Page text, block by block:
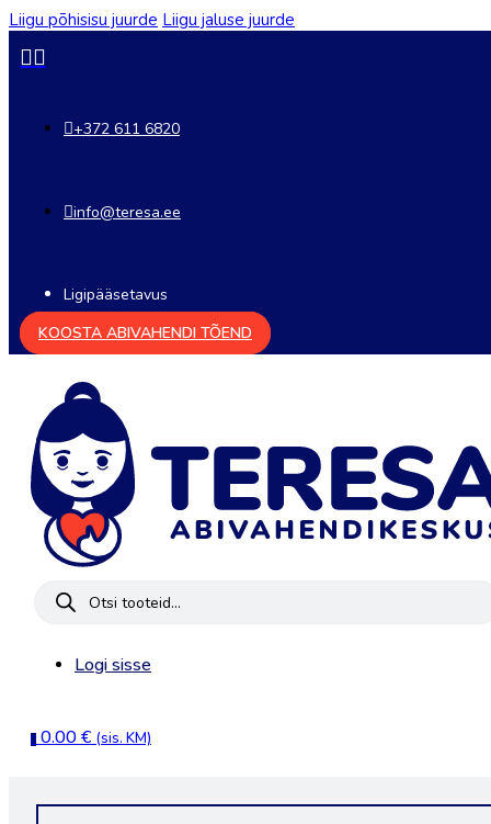
Liigu põhisisu juurde Liigu jaluse juurde
+372 611 6820
info@teresa.ee
Ligipääsetavus
KOOSTA ABIVAHENDI TÕEND
Products
search
Logi sisse
0 0.00€ (sis. KM)